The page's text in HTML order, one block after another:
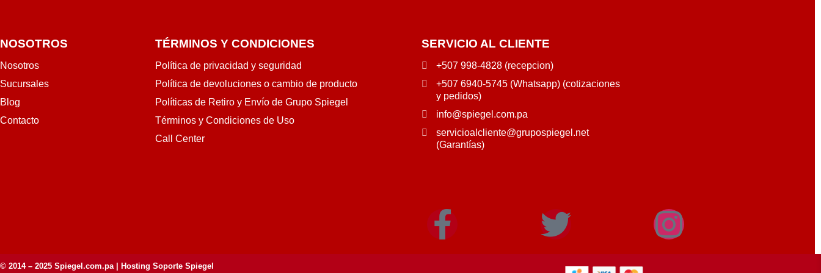
NOSOTROS
Nosotros
Sucursales
Blog
Contacto
TÉRMINOS Y CONDICIONES
Política de privacidad y seguridad
Política de devoluciones o cambio de producto
Políticas de Retiro y Envío de Grupo Spiegel
Términos y Condiciones de Uso
Call Center
SERVICIO AL CLIENTE
+507 998-4828 (recepcion)
+507 6940-5745 (Whatsapp) (cotizaciones
y pedidos)
info@spiegel.com.pa
servicioalcliente@grupospiegel.net
(Garantías)
© 2014 – 2025 Spiegel.com.pa| Hosting Soporte Spiegel